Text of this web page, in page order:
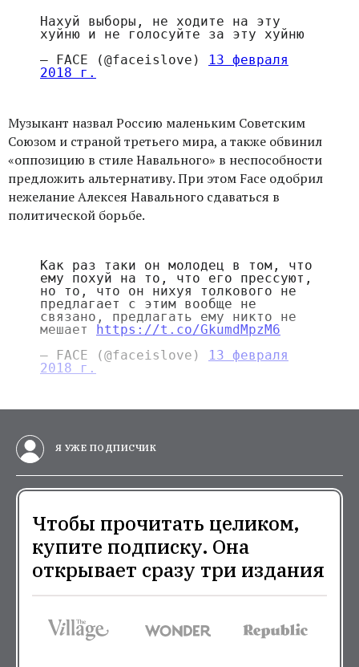
Нахуй выборы, не ходите на эту
хуйню и не голосуйте за эту хуйню
— FACE (@faceislove)
13 февраля
2018 г.
Музыкант назвал Россию маленьким Советским
Союзом и страной третьего мира, а также обвинил
«оппозицию в стиле Навального» в неспособности
предложить альтернативу. При этом Face одобрил
нежелание Алексея Навального сдаваться в
политической борьбе.
Как раз таки он молодец в том, что
ему похуй на то, что его прессуют,
но то, что он нихуя толкового не
предлагает с этим вообще не
связано, предлагать ему никто не
мешает https://t.co/GkumdMpzM6
— FACE (@faceislove)
13 февраля
2018 г.
Я УЖЕ ПОДПИСЧИК
Чтобы прочитать целиком,
купите подписку. Она
открывает сразу три издания